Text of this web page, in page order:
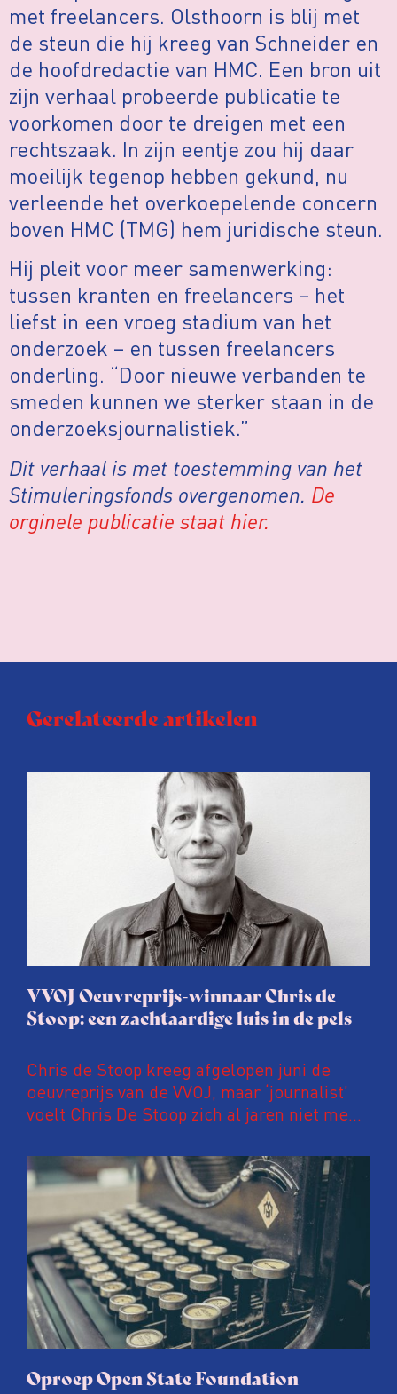
met freelancers. Olsthoorn is blij met
de steun die hij kreeg van Schneider en
de hoofdredactie van HMC. Een bron uit
zijn verhaal probeerde publicatie te
voorkomen door te dreigen met een
rechtszaak. In zijn eentje zou hij daar
moeilijk tegenop hebben gekund, nu
verleende het overkoepelende concern
boven HMC (TMG) hem juridische steun.
Hij pleit voor meer samenwerking:
tussen kranten en freelancers – het
liefst in een vroeg stadium van het
onderzoek – en tussen freelancers
onderling. “Door nieuwe verbanden te
smeden kunnen we sterker staan in de
onderzoeksjournalistiek.”
Dit verhaal is met toestemming van het
Stimuleringsfonds overgenomen. De
orginele publicatie staat hier.
Gerelateerde artikelen
VVOJ Oeuvreprijs-winnaar Chris de
Stoop: een zachtaardige luis in de pels
Chris de Stoop kreeg afgelopen juni de
oeuvreprijs van de VVOJ, maar ‘journalist’
voelt Chris De Stoop zich al jaren niet meer.
meer voor het toonaangevende weekblad
Knack, maar wijdt hij zich aan het schrijven
van boeken die – dat dan weer wel – alom
geprezen worden om hun gedegen
journalistieke onderzoek.
Oproep Open State Foundation